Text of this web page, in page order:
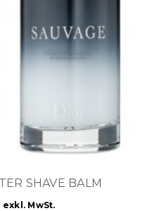
SHAVE BALM
exkl. MwSt.